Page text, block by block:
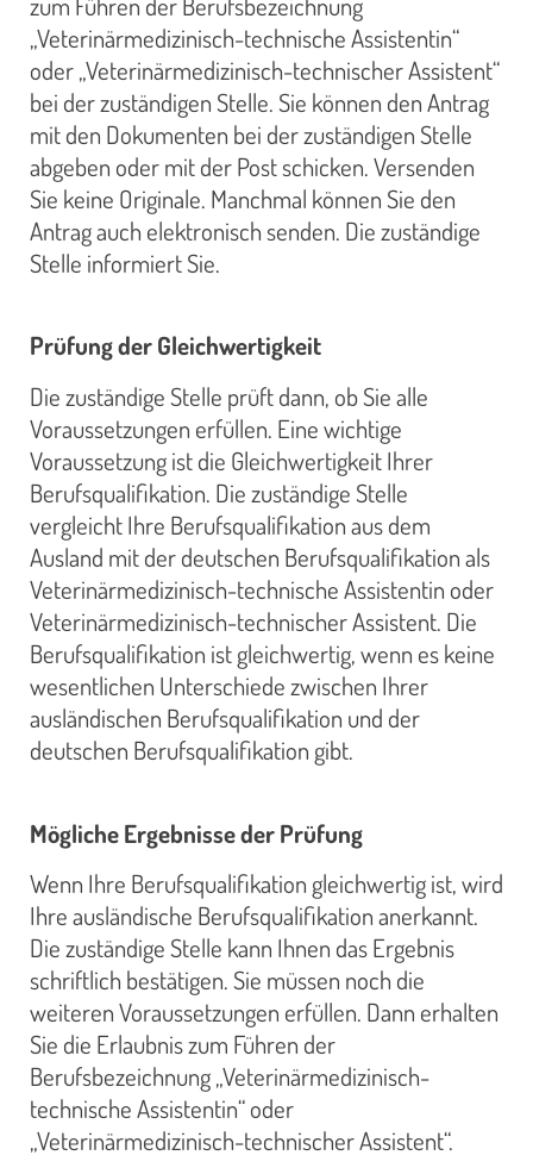
„Veterinärmedizinisch-technische Assistentin“
oder „Veterinärmedizinisch-technischer Assistent“
bei der zuständigen Stelle. Sie können den Antrag
mit den Dokumenten bei der zuständigen Stelle
abgeben oder mit der Post schicken. Versenden
Sie keine Originale. Manchmal können Sie den
Antrag auch elektronisch senden. Die zuständige
Stelle informiert Sie.
Prüfung der Gleichwertigkeit
Die zuständige Stelle prüft dann, ob Sie alle
Voraussetzungen erfüllen. Eine wichtige
Voraussetzung ist die Gleichwertigkeit Ihrer
Berufsqualifikation. Die zuständige Stelle
vergleicht Ihre Berufsqualifikation aus dem
Ausland mit der deutschen Berufsqualifikation als
Veterinärmedizinisch-technische Assistentin oder
Veterinärmedizinisch-technischer Assistent. Die
Berufsqualifikation ist gleichwertig, wenn es keine
wesentlichen Unterschiede zwischen Ihrer
ausländischen Berufsqualifikation und der
deutschen Berufsqualifikation gibt.
Mögliche Ergebnisse der Prüfung
Wenn Ihre Berufsqualifikation gleichwertig ist, wird
Ihre ausländische Berufsqualifikation anerkannt.
Die zuständige Stelle kann Ihnen das Ergebnis
schriftlich bestätigen. Sie müssen noch die
weiteren Voraussetzungen erfüllen. Dann erhalten
Sie die Erlaubnis zum Führen der
Berufsbezeichnung „Veterinärmedizinisch-
technische Assistentin“ oder
„Veterinärmedizinisch-technischer Assistent“.